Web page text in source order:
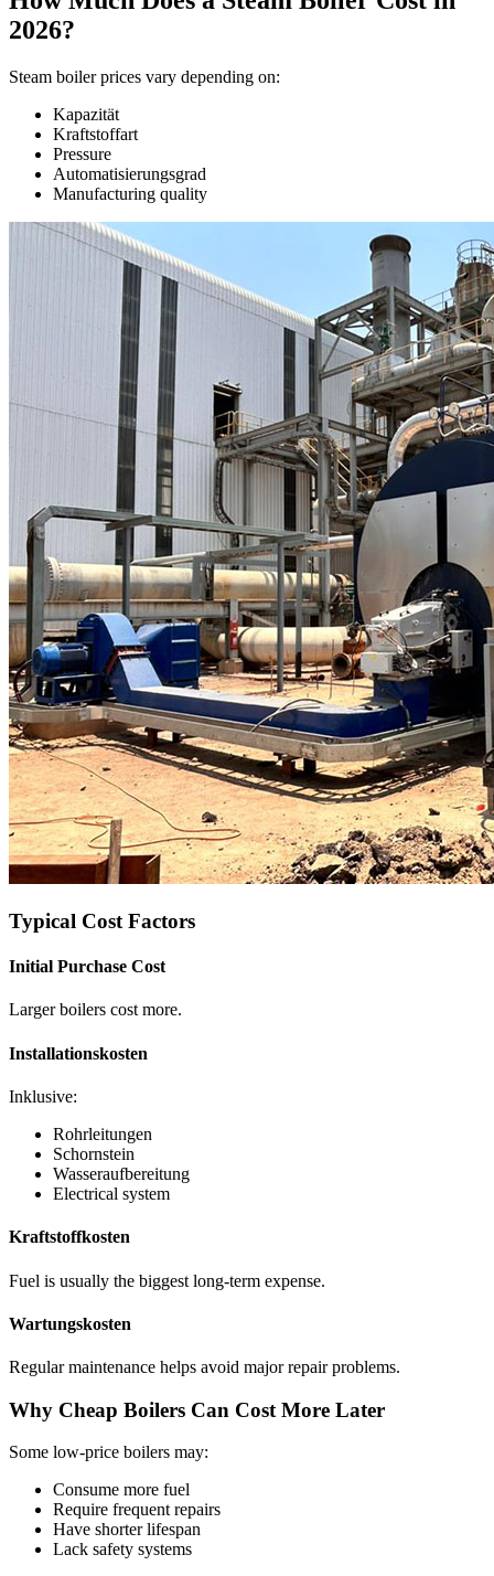
2026?
Steam boiler prices vary depending on:
Kapazität
Kraftstoffart
Pressure
Automatisierungsgrad
Manufacturing quality
Typical Cost Factors
Initial Purchase Cost
Larger boilers cost more.
Installationskosten
Inklusive:
Rohrleitungen
Schornstein
Wasseraufbereitung
Electrical system
Kraftstoffkosten
Fuel is usually the biggest long-term expense.
Wartungskosten
Regular maintenance helps avoid major repair problems.
Why Cheap Boilers Can Cost More Later
Some low-price boilers may:
Consume more fuel
Require frequent repairs
Have shorter lifespan
Lack safety systems